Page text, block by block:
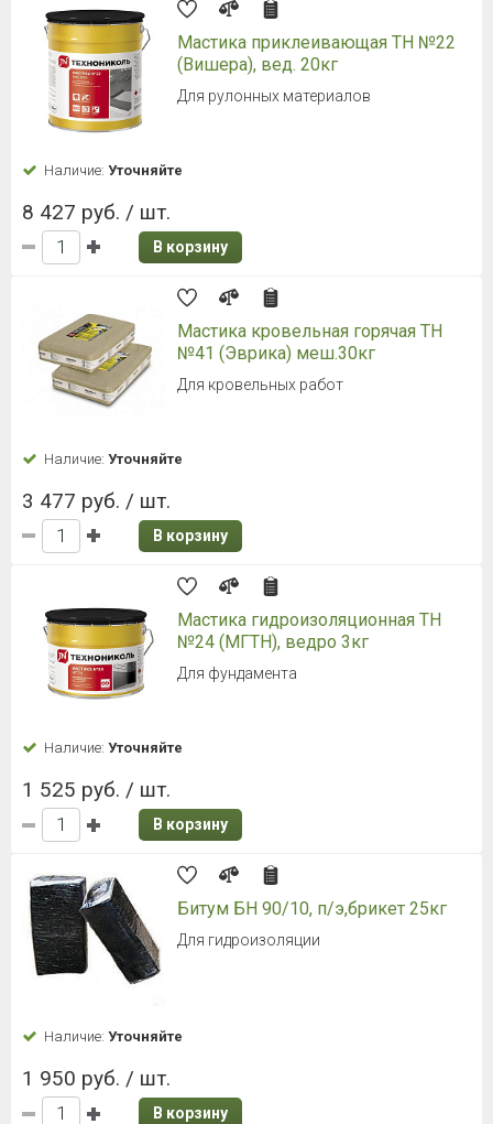
Мастика приклеивающая ТН №22
(Вишера), вед. 20кг
Для рулонных материалов
Наличие: Уточняйте
8 427 руб. / шт.
В корзину
Мастика кровельная горячая ТН
№41 (Эврика) меш.30кг
Для кровельных работ
Наличие: Уточняйте
3 477 руб. / шт.
В корзину
Мастика гидроизоляционная ТН
№24 (МГТН), ведро 3кг
Для фундамента
Наличие: Уточняйте
1 525 руб. / шт.
В корзину
Битум БН 90/10, п/э,брикет 25кг
Для гидроизоляции
Наличие: Уточняйте
1 950 руб. / шт.
В корзину